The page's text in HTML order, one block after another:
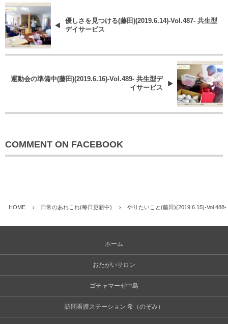
優しさを見つける(藤田)(2019.6.14)-Vol.487- 共生型
デイサービス
運動会の準備中(藤田)(2019.6.16)-Vol.489- 共生型デ
イサービス
COMMENT ON FACEBOOK
HOME 日常のあれこれ(毎日更新中) やりたいこと(藤田)(2019.6.15)-
ホーム
おたがいサロン
ゴチャマーゼ中島
訪問看護ステーション 希（のぞみ）